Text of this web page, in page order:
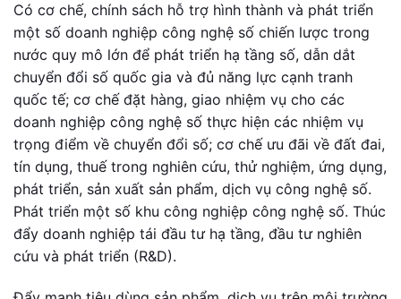
Có cơ chế, chính sách hỗ trợ hình thành và phát triển
một số doanh nghiệp công nghệ số chiến lược trong
nước quy mô lớn để phát triển hạ tầng số, dẫn dắt
chuyển đổi số quốc gia và đủ năng lực cạnh tranh
quốc tế; cơ chế đặt hàng, giao nhiệm vụ cho các
doanh nghiệp công nghệ số thực hiện các nhiệm vụ
trọng điểm về chuyển đổi số; cơ chế ưu đãi về đất đai,
tín dụng, thuế trong nghiên cứu, thử nghiệm, ứng dụng,
phát triển, sản xuất sản phẩm, dịch vụ công nghệ số.
Phát triển một số khu công nghiệp công nghệ số. Thúc
đẩy doanh nghiệp tái đầu tư hạ tầng, đầu tư nghiên
cứu và phát triển (R&D).